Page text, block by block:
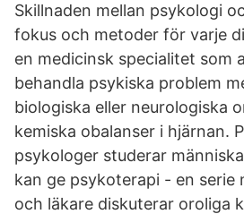
Skillnaden mellan psykologi
fokus och metoder för varje
en medicinsk specialitet som
behandla psykiska problem
biologiska eller neurologiska
kemiska obalanser i hjärnan.
psykologer studerar
kan ge psykoterapi - en serie
och läkare diskuterar oroliga